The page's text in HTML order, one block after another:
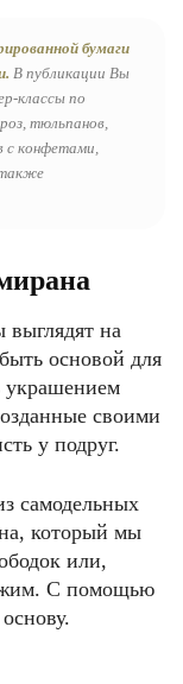
бумаги
В публикации Вы
классы по
тюльпанов,
с конфетами,
на
основой для
украшением
своими
у подруг.
самодельных
который мы
или,
С помощью